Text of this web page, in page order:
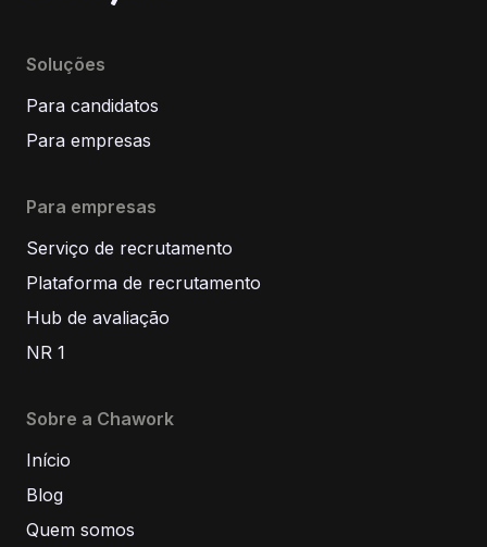
Soluções
Para candidatos
Para empresas
Para empresas
Serviço de recrutamento
Plataforma de recrutamento
Hub de avaliação
NR 1
Sobre a Chawork
Início
Blog
Quem somos